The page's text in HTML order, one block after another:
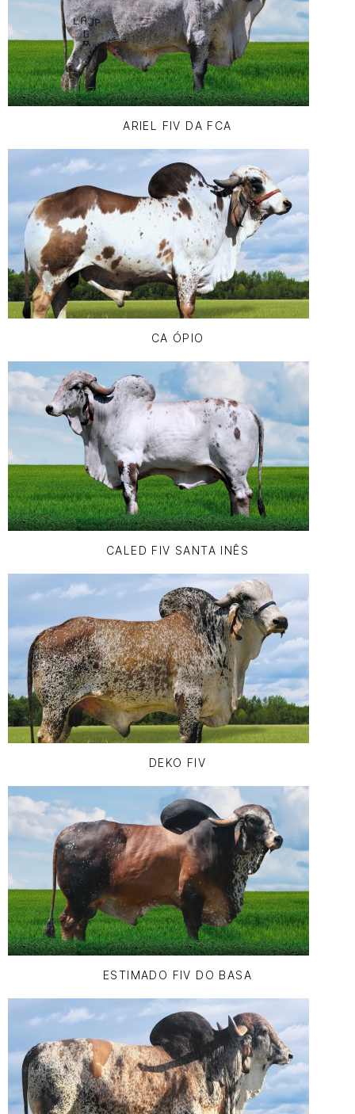
ARIEL FIV DA FCA
CA ÓPIO
CALED FIV SANTA INÊS
DEKO FIV
ESTIMADO FIV DO BASA